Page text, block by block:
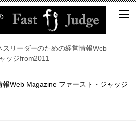
スリーダーのための経営情報Web
ッジfrom2011
報Web Magazine ファースト・ジャッジ